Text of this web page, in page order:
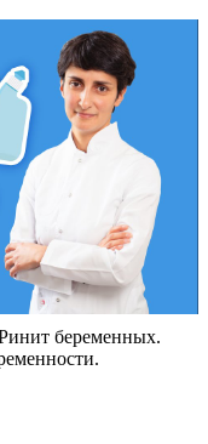
беременных.